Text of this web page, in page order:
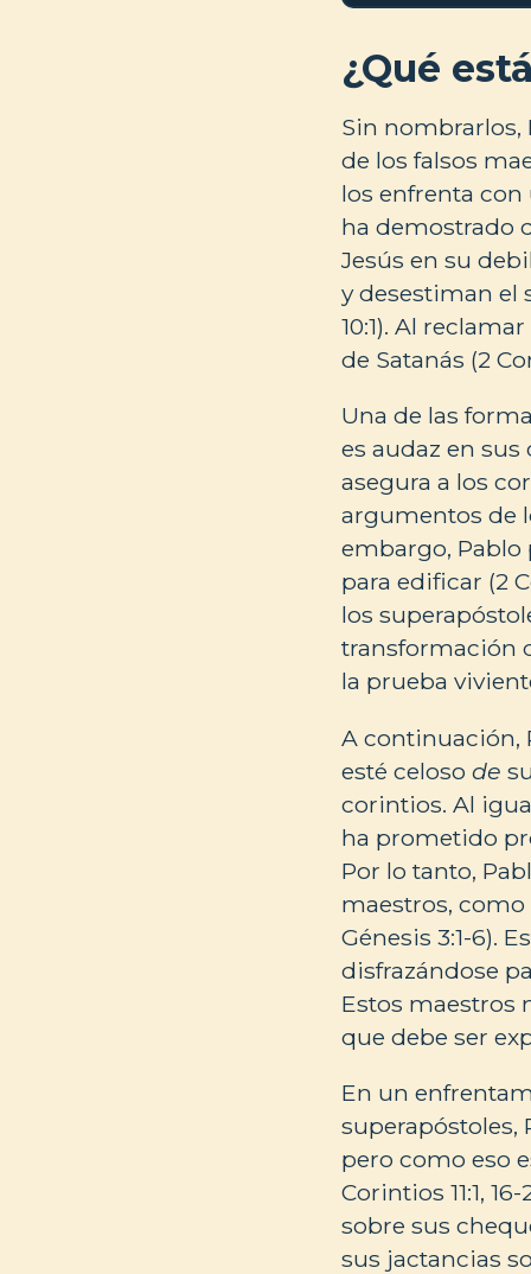
¿Qué
Sin nombrarlos,
de los falsos
los enfrenta con
ha demostrado
Jesús en su
y desestiman el
10:1). Al
de Satanás (2
Una de las
es audaz en sus
asegura a los
argumentos de
embargo,
para edificar (2
los
transformación
la prueba
A continuación,
esté celoso de
corintios. Al
ha prometido
Por lo tanto,
maestros, como
Génesis 3:1-6).
disfrazándose
Estos maestros
que debe ser
En un
superapóstoles,
pero como eso
Corintios 11:1,
sobre sus
sus jactancias